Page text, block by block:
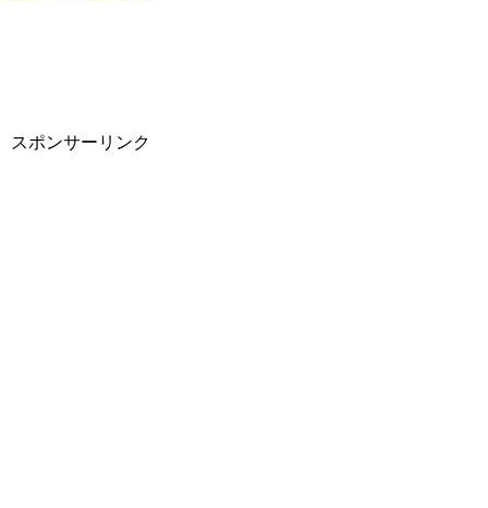
スポンサーリンク